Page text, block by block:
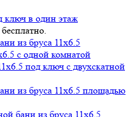
бесплатно.